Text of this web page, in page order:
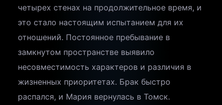
четырех стенах на продолжительное время, и
это стало настоящим испытанием для их
отношений. Постоянное пребывание в
замкнутом пространстве выявило
несовместимость характеров и различия в
жизненных приоритетах. Брак быстро
распался, и Мария вернулась в Томск.